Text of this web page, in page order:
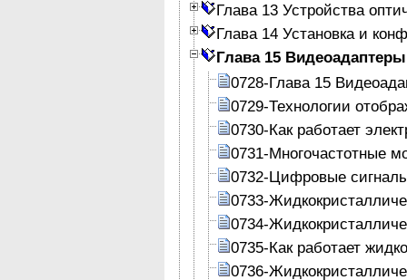
Глава 13 Устройства
Глава 14 Установка и
Глава 15
0728-Глава 15
0729-Технологии
0730-Как работает
0731-Многочастотные
0732-Цифровые
0733-
0734-
0735-Как работает
0736-